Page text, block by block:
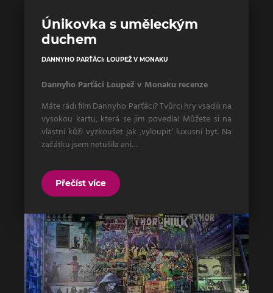
Únikovka s uměleckým
duchem
DANNYHO PARŤÁCI: LOUPEŽ V MONAKU
Dannyho Parťáci Loupež v Monaku recenze
Máte rádi film Dannyho Parťáci? Tvůrci hry vsadili na
vysokou kartu, která se jim povedla! Můžete si na
vlastní kůži vyzkoušet jak ‚vyloupit‘ luxusní byt. Na
začátku jsem netušila ani…
Přečíst více